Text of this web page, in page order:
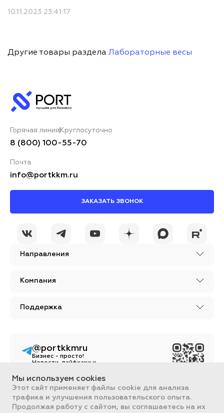
10.11.2023 23:41:17
Другие товары раздела Лабораторные весы
Направления
Компания
Поддержка
Горячая линия Круглосуточно
8 (800) 100-55-70
Почта
info@portkkm.ru
ЗАКАЗАТЬ ЗВОНОК
Вся информация, размещенная на сайте, носит ознакомительный
характер и не является публичной офертой, определяемой
положениями Статьи 437 ГК РФ.
@portkkmru
Бизнес - просто!
Новости, лайфхаки и
контент
Мы используем cookies
Этот сайт применяет файлы cookie для анализа
трафика и улучшения пользовательского опыта.
Продолжая работу с сайтом, вы соглашаетесь на их